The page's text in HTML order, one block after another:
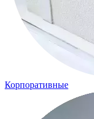
Корпоративные